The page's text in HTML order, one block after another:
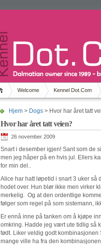
Welcome Kennel Dot.Com
Hjem > Dogs > Hvor har året tatt
Hvor har året tatt veien?
26 november 2009
Snart i desember igjen! Sant som de
men jeg håper på en hvis jul. Ellers
for min del..
Alice har hatt løpetid i snart 3 uker så
hodet over. Hun blør ikke men virker
merkelig. Og at den ordentlige
følger som regel på som sistemann,
Er ennå inne på tanken om å kjøpe
omkring. Hadde jeg vært ute tidlig så
født. Liker veldig godt kombinasjonen
mange ville ha fra den